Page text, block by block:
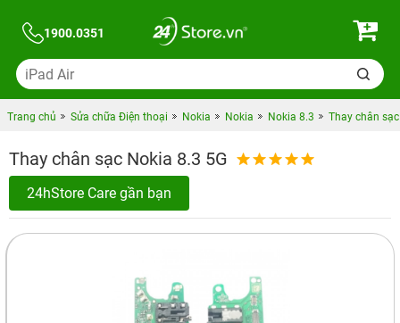
1900.0351
Trang chủ Sửa chữa Điện thoại Nokia Nokia Nokia 8.3 Thay chân
Thay chân sạc Nokia 8.3 5G
24hStore Care gần bạn